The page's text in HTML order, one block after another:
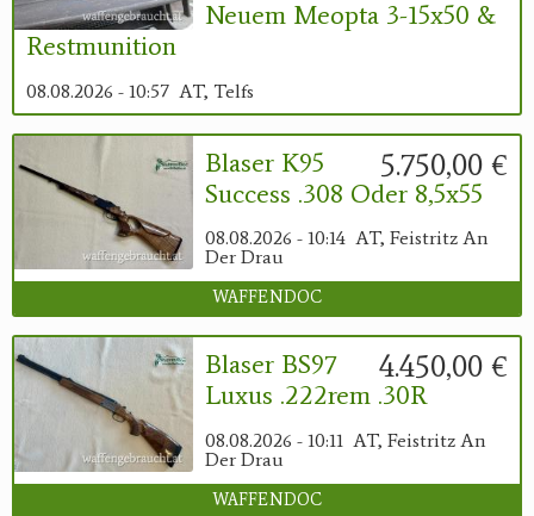
Neuem Meopta 3-15x50 &
Restmunition
08.08.2026 - 10:57 AT, Telfs
5.750,00 €
Blaser K95
Success .308 Oder 8,5x55
08.08.2026 - 10:14 AT, Feistritz An
Der Drau
WAFFENDOC
4.450,00 €
Blaser BS97
Luxus .222rem .30R
08.08.2026 - 10:11 AT, Feistritz An
Der Drau
WAFFENDOC